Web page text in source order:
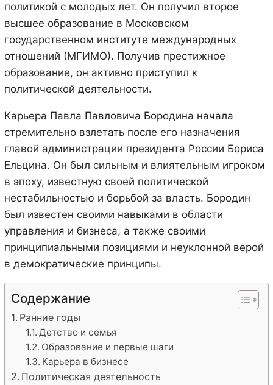
политикой с молодых лет. Он получил второе
высшее образование в Московском
государственном институте международных
отношений (МГИМО). Получив престижное
образование, он активно приступил к
политической деятельности.
Карьера Павла Павловича Бородина начала
стремительно взлетать после его назначения
главой администрации президента России Бориса
Ельцина. Он был сильным и влиятельным игроком
в эпоху, известную своей политической
нестабильностью и борьбой за власть. Бородин
был известен своими навыками в области
управления и бизнеса, а также своими
принципиальными позициями и неуклонной верой
в демократические принципы.
Содержание
Ранние годы
Детство и семья
Образование и первые шаги
Карьера в бизнесе
Политическая деятельность